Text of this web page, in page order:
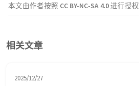
本文由作者按照 CC BY-NC-SA 4.0进行授权
相关文章
2025/12/27